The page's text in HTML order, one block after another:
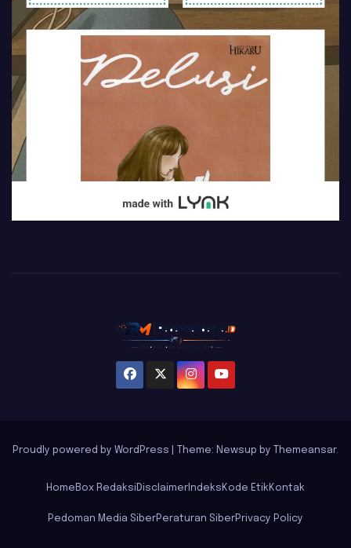
Proudly powered by WordPress Theme: Newsup by Themeansar.
Home Box Redaksi Disclaimer Indeks Kode Etik Kontak
Pedoman Media SiberPeraturan SiberPrivacy Policy